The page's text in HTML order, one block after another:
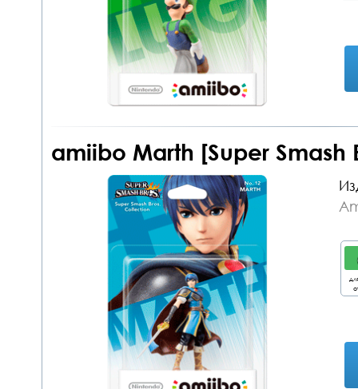
amiibo Marth [Super Smash